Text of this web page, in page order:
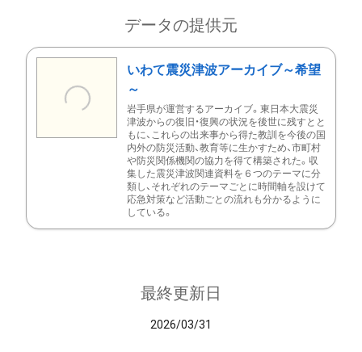
データの提供元
いわて震災津波アーカイブ～希望
～
岩手県が運営するアーカイブ。東日本大震災
津波からの復旧・復興の状況を後世に残すとと
もに、これらの出来事から得た教訓を今後の国
内外の防災活動、教育等に生かすため、市町村
や防災関係機関の協力を得て構築された。収
集した震災津波関連資料を６つのテーマに分
類し、それぞれのテーマごとに時間軸を設けて
応急対策など活動ごとの流れも分かるように
している。
最終更新日
2026/03/31